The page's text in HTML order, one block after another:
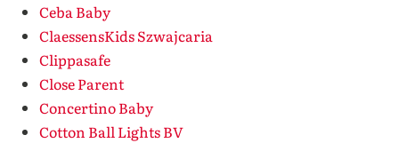
Ceba Baby
ClaessensKids Szwajcaria
Clippasafe
Close Parent
Concertino Baby
Cotton Ball Lights BV